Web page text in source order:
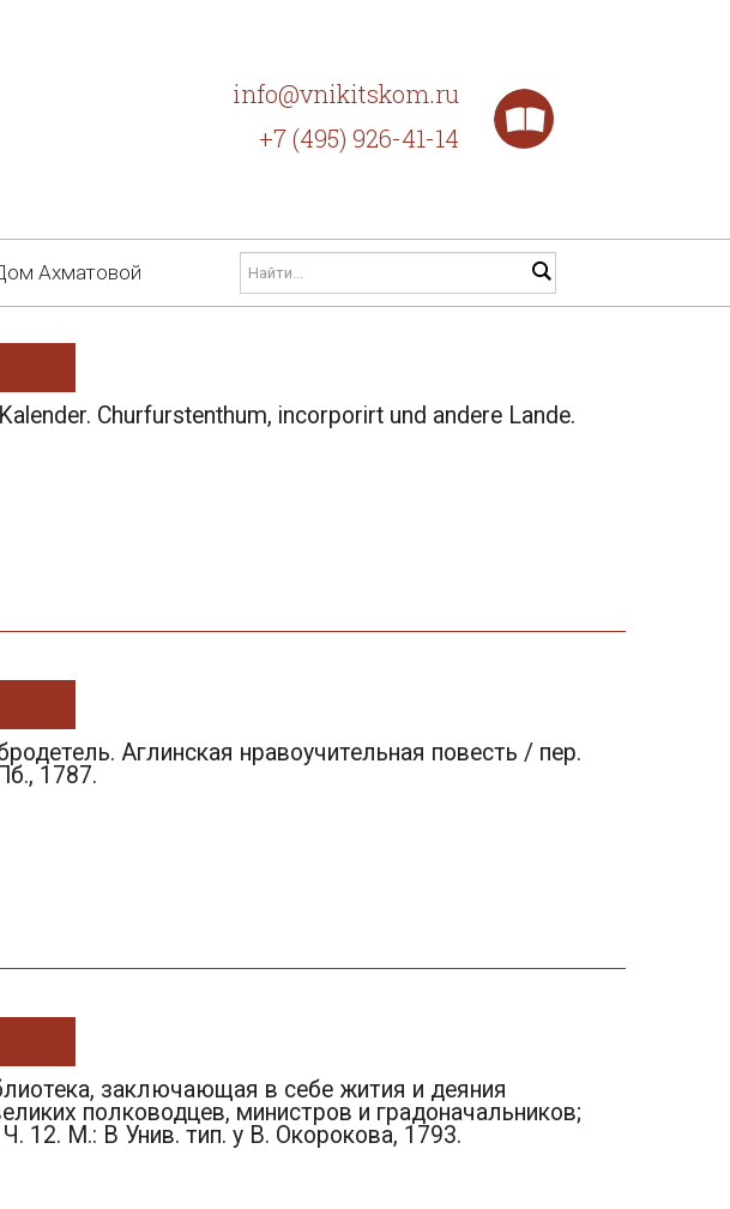
info@vnikitskom.ru
+7 (495) 926-41-14
Ахматовой
Churfurstenthum, incorporirt und andere Lande.
Аглинская нравоучительная повесть / пер.
1787.
заключающая в себе жития и деяния
полководцев, министров и градоначальников;
12. М.: В Унив. тип. у В. Окорокова, 1793.